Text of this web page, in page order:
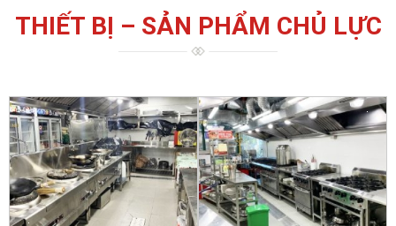
THIẾT BỊ – SẢN PHẨM CHỦ LỰC